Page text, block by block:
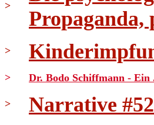
>
Propaganda,
>
> Dr. Bodo Schiffmann - Ein
> Narrative